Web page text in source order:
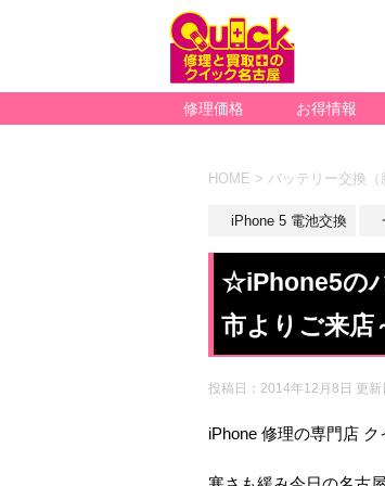
修理価格 お得情報
HOME > バッテリー交換（
iPhone 5 電池交換
☆iPhone5の
市よりご来店
投稿日：2014年12月8日 更新
iPhone 修理の専門店